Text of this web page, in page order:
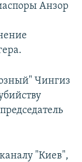
Анзор
Чингиз
"Киев",